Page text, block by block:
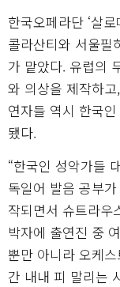
한국오페라단 ‘살
콜라산티와 서울필
가 맡았다. 유럽의
와 의상을 제작하
연자들 역시 한국
됐다.
“한국인 성악가들
독일어 발음 공부
작되면서 슈트라우
박자에 출연진 중
뿐만 아니라 오케
간 내내 피 말리는